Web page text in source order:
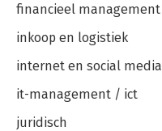
financieel management
inkoop en logistiek
internet en social media
it-management / ict
juridisch